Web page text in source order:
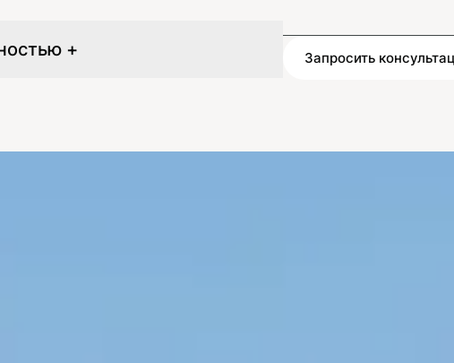
+ Запросить